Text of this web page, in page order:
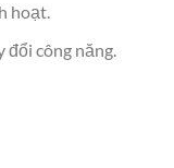
hoạt.
công năng.